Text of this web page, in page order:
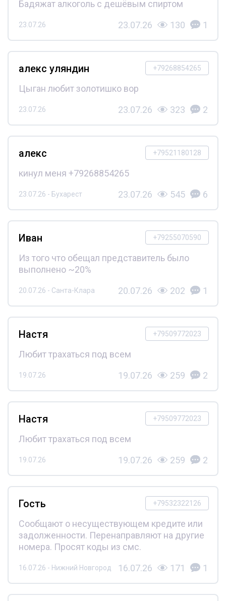
Бадяжат алкоголь с дешёвым спиртом
23.07.26 23.07.26 130 1
+79268854265
алекс уляндин
Цыган любит золотишко вор
23.07.26 23.07.26 323 2
+79521180128
алекс
кинул меня +79268854265
23.07.26 - Бухарест 23.07.26 545 6
+79255070590
Иван
Из того что обещал представитель было
выполнено ~20%
20.07.26 - Санта-Клара 20.07.26 202 1
+79509772023
Настя
Любит трахаться под всем
19.07.26 19.07.26 259 2
+79509772023
Настя
Любит трахаться под всем
19.07.26 19.07.26 259 2
+79532322126
Гость
Сообщают о несуществующем кредите или
задолженности. Перенаправляют на другие
номера. Просят коды из смс.
16.07.26 - Нижний Новгород 16.07.26 171 1